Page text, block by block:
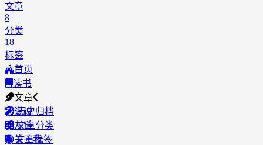
文章
8
分类
18
标签
首页
读书
文章
历史归档
文章分类
文章标签
说说
友链
关于我